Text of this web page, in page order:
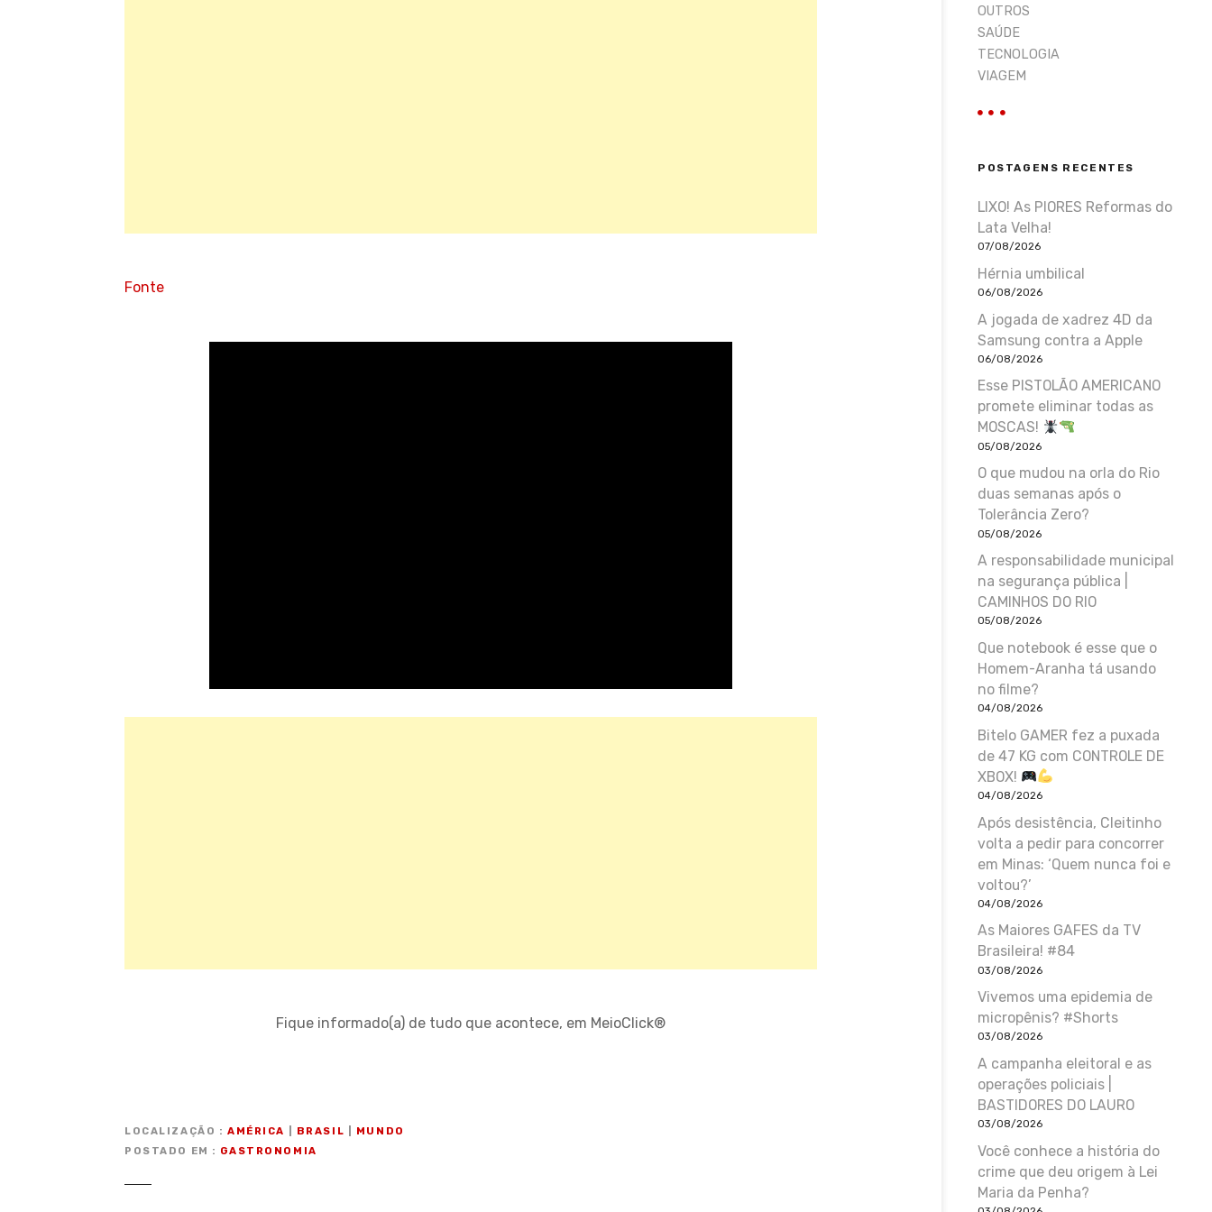
Fonte
Fique informado(a) de tudo que acontece, em MeioClick®
LOCALIZAÇÃO AMÉRICA BRASIL
MUNDO
POSTADO EM
GASTRONOMIA
OUTROS
SAÚDE
TECNOLOGIA
VIAGEM
POSTAGENS RECENTES
LIXO! As PIORES Reformas do
Lata Velha!
07/08/2026
Hérnia umbilical
06/08/2026
A jogada de xadrez 4D da
Samsung contra a Apple
06/08/2026
Esse PISTOLÃO AMERICANO
promete eliminar todas as
MOSCAS!
05/08/2026
O que mudou na orla do Rio
duas semanas após o
Tolerância Zero?
05/08/2026
A responsabilidade municipal
na segurança pública |
CAMINHOS DO RIO
05/08/2026
Que notebook é esse que o
Homem-Aranha tá usando
no filme?
04/08/2026
Bitelo GAMER fez a puxada
de 47 KG com CONTROLE DE
XBOX!
04/08/2026
Após desistência, Cleitinho
volta a pedir para concorrer
em Minas: ‘Quem nunca foi e
voltou?’
04/08/2026
As Maiores GAFES da TV
Brasileira! #84
03/08/2026
Vivemos uma epidemia de
micropênis? #Shorts
03/08/2026
A campanha eleitoral e as
operações policiais |
BASTIDORES DO LAURO
03/08/2026
Você conhece a história do
crime que deu origem à Lei
Maria da Penha?